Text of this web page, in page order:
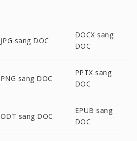
JPG sang DOC
DOCX sang
DOC
PNG sang DOC
PPTX sang
DOC
ODT sang DOC
EPUB sang
DOC